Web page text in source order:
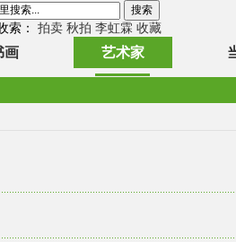
索： 拍卖 秋拍 李虹霖 收藏
画 艺术家